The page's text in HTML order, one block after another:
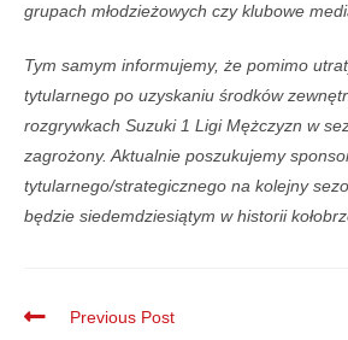
grupach młodzieżowych czy klubowe
Tym samym informujemy, że pomimo
tytularnego po uzyskaniu środków
rozgrywkach Suzuki 1 Ligi Mężczyzn w
zagrożony. Aktualnie poszukujemy
tytularnego/strategicznego na kolejny
będzie siedemdziesiątym w historii
Previous Post